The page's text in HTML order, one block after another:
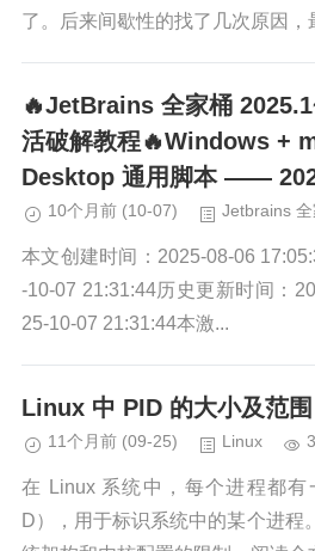
了。后来间歇性的找了几次原因，
🔥JetBrains 全家桶
活破解教程🔥Windows +
Desktop 通用脚本 ——
10个月前 (10-07) Jetbrains
本文创建时间：2025-08-06
-10-07 21:31:44历史更新时间：
25-10-07 21:31:44本激...
Linux 中 PID 的大小及范围
11个月前 (09-25) Linux
在 Linux 系统中，每个进程都有
D），用于标识系统中的某个进程